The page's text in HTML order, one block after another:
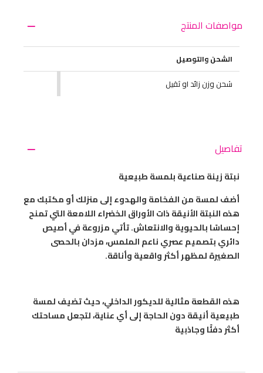
مواصفات المنتج
الشحن والتوصيل
شحن وزن زائد او ثقيل
تفاصيل
نبتة زينة صناعية بلمسة طبيعية
أضف لمسة من الفخامة والهدوء إلى منزلك أو مكتبك مع
هذه النبتة الأنيقة ذات الأوراق الخضراء اللامعة التي تمنح
إحساسًا بالحيوية والانتعاش. تأتي مزروعة في أصيص
دائري بتصميم عصري ناعم الملمس، مزدان بالحصى
الصغيرة لمظهر أكثر واقعية وأناقة.
هذه القطعة مثالية للديكور الداخلي، حيث تضيف لمسة
طبيعية أنيقة دون الحاجة إلى أي عناية، لتجعل مساحتك
أكثر دفئًا وجاذبية